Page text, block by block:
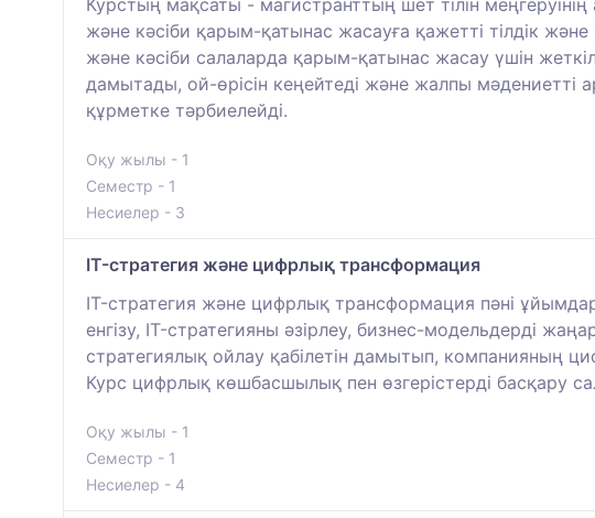
Курстың мақсаты - магистранттың шет тілін
және кәсіби қарым-қатынас жасауға қажетті тілдік
және кәсіби салаларда қарым-қатынас жасау үшін
дамытады, ой-өрісін кеңейтеді және жалпы мәдениетті
құрметке тәрбиелейді.
Оқу жылы - 1
Семестр - 1
Несиелер - 3
IT-стратегия және цифрлық трансформация
IT-стратегия және цифрлық трансформация пәні
енгізу, IT-стратегияны әзірлеу, бизнес-модельдерді
стратегиялық ойлау қабілетін дамытып, компанияның
Курс цифрлық көшбасшылық пен өзгерістерді басқару
Оқу жылы - 1
Семестр - 1
Несиелер - 4